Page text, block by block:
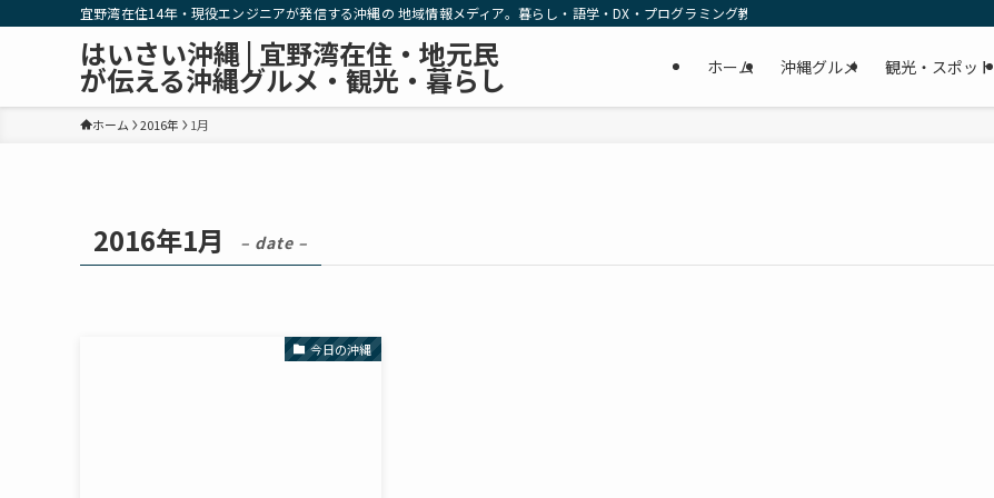
宜野湾在住14年・現役エンジニアが発信する沖縄の 地域情報メディア。暮らし・語学・DX・プログラミング教育の リアルな一次情報をお届けします。
はいさい沖縄 | 宜野湾在住・地元民
が伝える沖縄グルメ・観光・暮らし ホーム 沖縄グルメ 観光・スポット
ホーム 2016年 1月
2016年1月 – date –
今日の沖縄